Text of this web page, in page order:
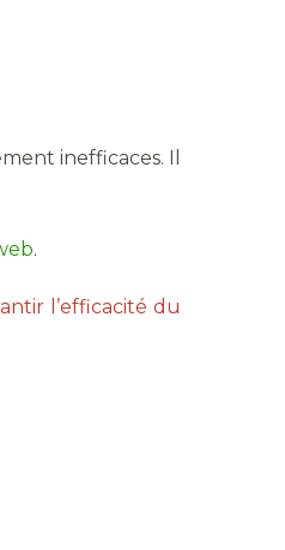
inefficaces. Il
.
l’efficacité du